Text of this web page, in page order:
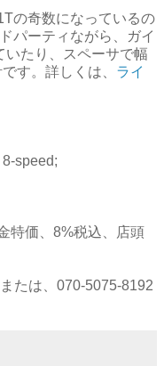
の奇数になっているの
パーティながら、ガイ
いたり、スペーサで幅
す。詳しくは、 ライ
speed;
特価、8%税込、店頭
または、070-5075-8192